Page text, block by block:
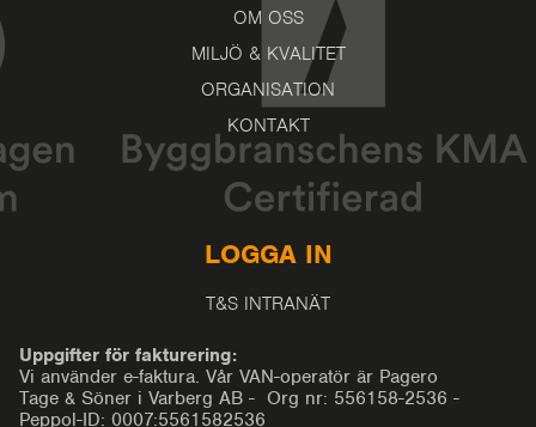
OM OSS
MILJÖ & KVALITET
ORGANISATION
KONTAKT
LOGGA IN
T&S INTRANÄT
Uppgifter för fakturering:
Vi använder e-faktura. Vår VAN-operatör är Pagero
Tage & Söner i Varberg AB - Org nr: 556158-2536 -
Peppol-ID: 0007:5561582536